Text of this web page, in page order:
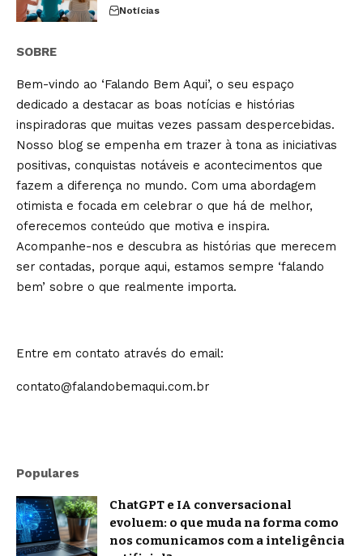
Notícias
SOBRE
Bem-vindo ao ‘Falando Bem Aqui’, o seu espaço
dedicado a destacar as boas notícias e histórias
inspiradoras que muitas vezes passam despercebidas.
Nosso blog se empenha em trazer à tona as iniciativas
positivas, conquistas notáveis e acontecimentos que
fazem a diferença no mundo. Com uma abordagem
otimista e focada em celebrar o que há de melhor,
oferecemos conteúdo que motiva e inspira.
Acompanhe-nos e descubra as histórias que merecem
ser contadas, porque aqui, estamos sempre ‘falando
bem’ sobre o que realmente importa.
Entre em contato através do email:
contato@falandobemaqui.com.br
Populares
ChatGPT e IA conversacional
evoluem: o que muda na forma como
nos comunicamos com a inteligência